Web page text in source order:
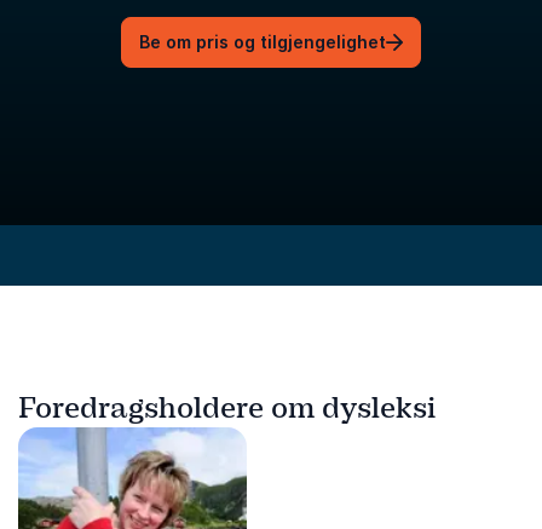
Be om pris og tilgjengelighet
Foredragsholdere om dysleksi